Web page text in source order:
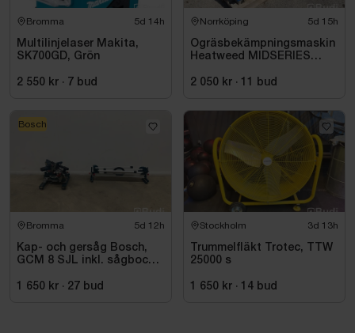
Bromma 5d 14h
Multilinjelaser Makita,
SK700GD, Grön
2 550 kr · 7 bud
Norrköping 5d 15h
Ogräsbekämpningsmaskin
Heatweed MIDSERIES
2 050 kr · 11 bud
Bromma 5d 12h
Kap- och gersåg Bosch,
GCM 8 SJL inkl. sågbock
1 650 kr · 27 bud
Bosch
Stockholm 3d 13h
Trummelfläkt Trotec, TTW
25000 s
1 650 kr · 14 bud